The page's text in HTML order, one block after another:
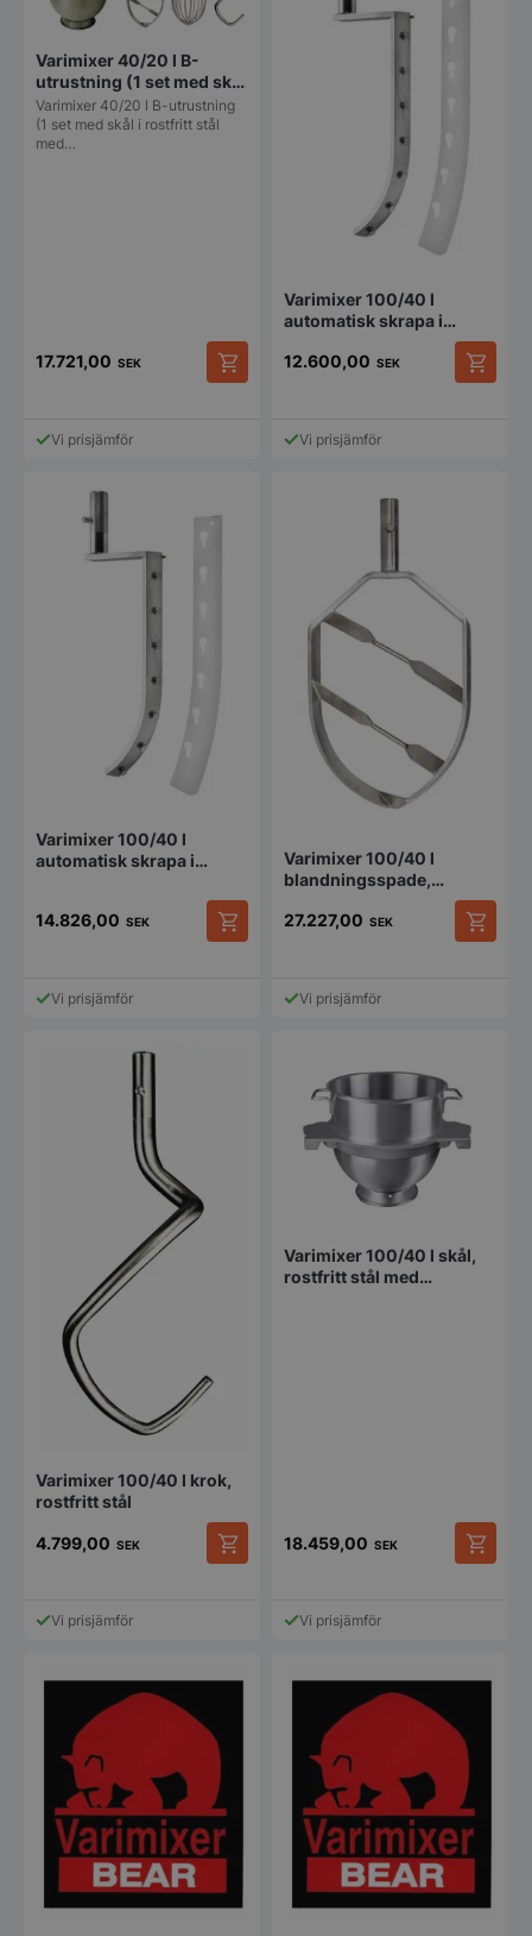
Varimixer 40/20 l B-
utrustning (1 set med skål
i rostfritt stål med
skåldetektering och
verktyg)
Varimixer 40/20 l B-utrustning
(1 set med skål i rostfritt stål
med…
17.721,00 SEK
Vi prisjämför
Varimixer 100/40 l
automatisk skrapa i
skrapblad i nylon
12.600,00 SEK
Vi prisjämför
Varimixer 100/40 l
automatisk skrapa i
14.826,00 SEK
Vi prisjämför
Varimixer 100/40 l
blandningsspade,
27.227,00 SEK
Vi prisjämför
Varimixer 100/40 l krok,
rostfritt stål
4.799,00 SEK
Vi prisjämför
Varimixer 100/40 l skål,
rostfritt stål med
18.459,00 SEK
Vi prisjämför